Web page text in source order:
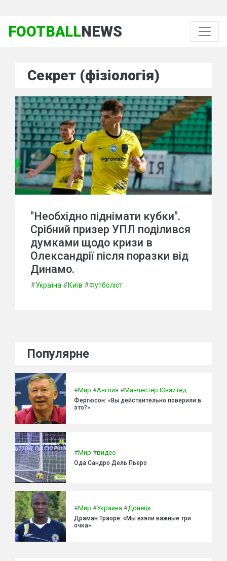
FOOTBALLNEWS
Секрет (фізіологія)
"Необхідно піднімати кубки".
Срібний призер УПЛ поділився
думками щодо кризи в
Олександрії після поразки від
Динамо.
#Україна #Київ #Футболіст
Популярне
#Мир #Англия #Манчестер Юнайтед
Фергюсон: «Вы действительно поверили в
это?»
#Мир #видео
Ода Сандро Дель Пьеро
#Мир #Украина #Донецк
Драман Траоре: «Мы взяли важные три
очка»